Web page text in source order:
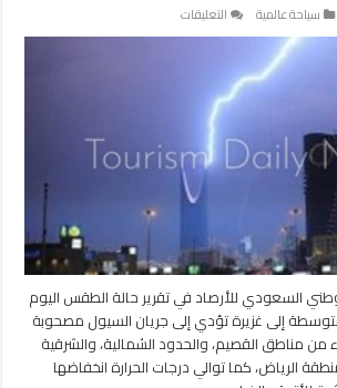
سياحة عالمية التعليقات
أمطار
مثيرة
للأتربة
تبوك
المنورة
مغلقة
السعودي للأرصاد في تقرير حالة الطقس اليوم
إلى غزيرة تؤدي إلى جريان السيول مصحوبة
من مناطق القصيم، والحدود الشمالية، والشرقية
الرياض، كما توالي درجات الحرارة انخفاضها